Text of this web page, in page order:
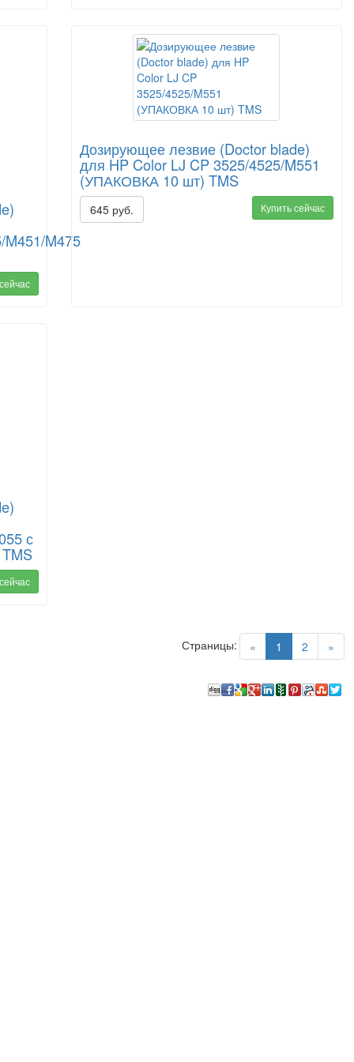
M451/M475
Дозирующее лезвие (Doctor blade)
для HP Color LJ CP 3525/4525/M551
(УПАКОВКА 10 шт) TMS
645 руб. Купить сейчас
с
« 1 (current)
2 »
Страницы: